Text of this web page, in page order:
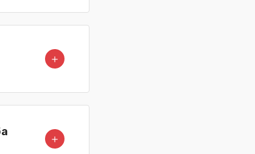
＋
＋